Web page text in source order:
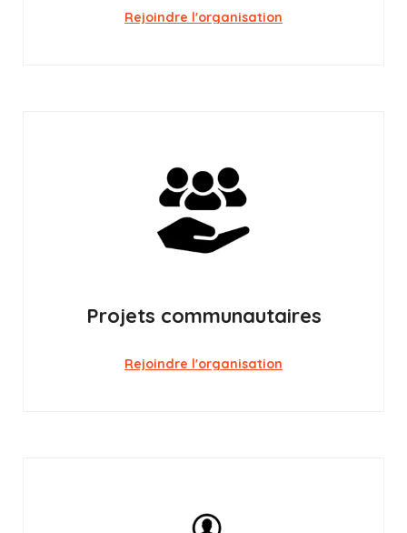
Rejoindre l'organisation
Projets communautaires
Rejoindre l'organisation